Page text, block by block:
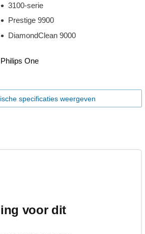
3100-serie
Prestige 9900
DiamondClean 9000
Philips One
specificaties weergeven
voor dit